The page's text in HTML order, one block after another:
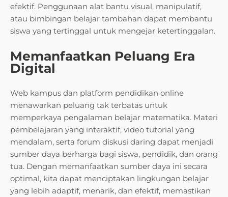
efektif. Penggunaan alat bantu visual, manipulatif,
atau bimbingan belajar tambahan dapat membantu
siswa yang tertinggal untuk mengejar ketertinggalan.
Memanfaatkan Peluang Era
Digital
Web kampus dan platform pendidikan online
menawarkan peluang tak terbatas untuk
memperkaya pengalaman belajar matematika. Materi
pembelajaran yang interaktif, video tutorial yang
mendalam, serta forum diskusi daring dapat menjadi
sumber daya berharga bagi siswa, pendidik, dan orang
tua. Dengan memanfaatkan sumber daya ini secara
optimal, kita dapat menciptakan lingkungan belajar
yang lebih adaptif, menarik, dan efektif, memastikan